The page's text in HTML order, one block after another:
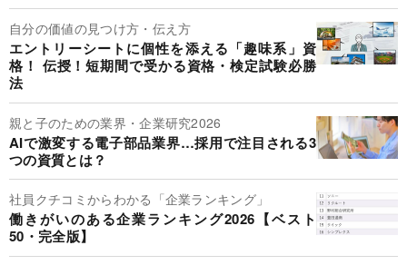
自分の価値の見つけ方・伝え方
エントリーシートに個性を添える「趣味系」資
格！ 伝授！短期間で受かる資格・検定試験必勝
法
親と子のための業界・企業研究2026
AIで激変する電子部品業界…採用で注目される3
つの資質とは？
社員クチコミからわかる「企業ランキング」
働きがいのある企業ランキング2026【ベスト
50・完全版】